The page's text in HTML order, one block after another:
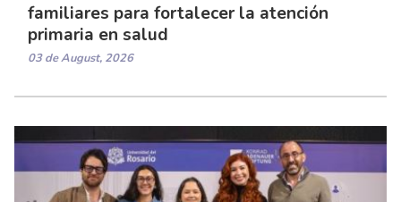
familiares para fortalecer la atención
primaria en salud
03 de August, 2026